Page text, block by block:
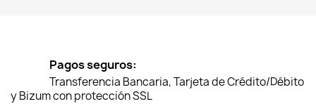
Pagos seguros:
Transferencia Bancaria, Tarjeta de Crédito/Débito
y Bizum con protección SSL